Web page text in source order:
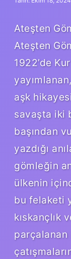
Ateşten
Ateşten
1922’de
aşk
savaşta iki
başından
yazdığı
gömleğin
ülkenin
bu felaketi
kıskançlık
parçalanan